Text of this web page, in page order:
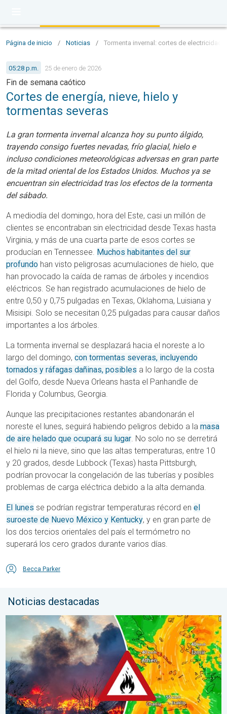
Página de inicio / Noticias / Tormenta invernal: cortes de electricidad,
05:28 p.m. 25 de enero de 2026
Fin de semana caótico
Cortes de energía, nieve, hielo y
tormentas severas
La gran tormenta invernal alcanza hoy su punto álgido,
trayendo consigo fuertes nevadas, frío glacial, hielo e
incluso condiciones meteorológicas adversas en gran parte
de la mitad oriental de los Estados Unidos. Muchos ya se
encuentran sin electricidad tras los efectos de la tormenta
del sábado.
A mediodía del domingo, hora del Este, casi un millón de
clientes se encontraban sin electricidad desde Texas hasta
Virginia, y más de una cuarta parte de esos cortes se
producían en Tennessee. Muchos habitantes del sur
profundo han visto peligrosas acumulaciones de hielo, que
han provocado la caída de ramas de árboles y incendios
eléctricos. Se han registrado acumulaciones de hielo de
entre 0,50 y 0,75 pulgadas en Texas, Oklahoma, Luisiana y
Misisipi. Solo se necesitan 0,25 pulgadas para causar daños
importantes a los árboles.
La tormenta invernal se desplazará hacia el noreste a lo
largo del domingo, con tormentas severas, incluyendo
tornados y ráfagas dañinas, posibles a lo largo de la costa
del Golfo, desde Nueva Orleans hasta el Panhandle de
Florida y Columbus, Georgia.
Aunque las precipitaciones restantes abandonarán el
noreste el lunes, seguirá habiendo peligros debido a la masa
de aire helado que ocupará su lugar. No solo no se derretirá
el hielo ni la nieve, sino que las altas temperaturas, entre 10
y 20 grados, desde Lubbock (Texas) hasta Pittsburgh,
podrían provocar la congelación de las tuberías y posibles
problemas de carga eléctrica debido a la alta demanda.
El lunes se podrían registrar temperaturas récord en el
suroeste de Nuevo México y Kentucky, y en gran parte de
los dos tercios orientales del país el termómetro no
superará los cero grados durante varios días.
Becca Parker
Noticias destacadas
Los incendios arrasan el sureste de Europa. Calor y mucho